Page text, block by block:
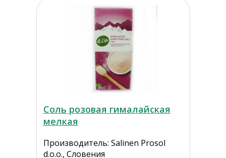
Соль розовая гималайская
мелкая
Производитель: Salinen Prosol
d.o.o., Словения